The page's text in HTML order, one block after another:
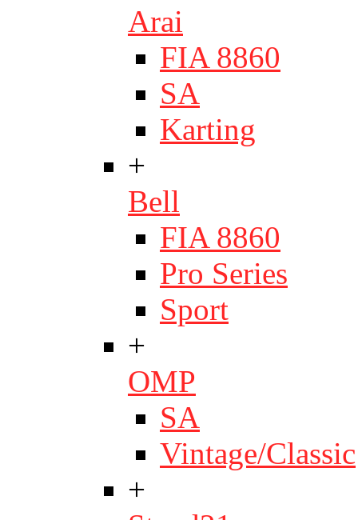
Arai
FIA 8860
SA
Karting
+
Bell
FIA 8860
Pro Series
Sport
+
OMP
SA
Vintage/Classic
+